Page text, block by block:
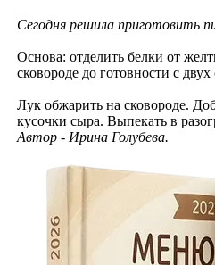
Сегодня решила приготовить
Основа: отделить белки от
сковороде до готовности с двух
Лук обжарить на сковороде.
кусочки сыра. Выпекать в
Автор - Ирина Голубева.